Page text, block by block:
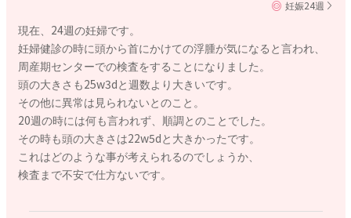
妊娠24週
現在、24週の妊婦です。
妊婦健診の時に頭から首にかけての浮腫が気になると言われ、
周産期センターでの検査をすることになりました。
頭の大きさも25w3dと週数より大きいです。
その他に異常は見られないとのこと。
20週の時には何も言われず、順調とのことでした。
その時も頭の大きさは22w5dと大きかったです。
これはどのような事が考えられるのでしょうか、
検査まで不安で仕方ないです。